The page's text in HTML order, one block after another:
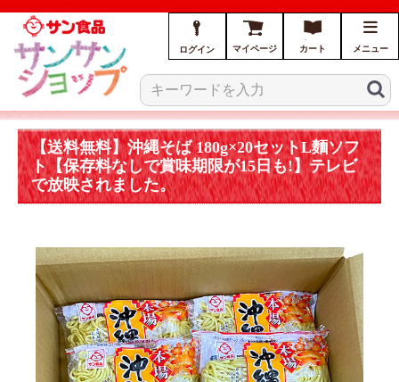
ログイン マイページ カート メニュー
【送料無料】沖縄そば 180g×20セットL麵ソフ
ト【保存料なしで賞味期限が15日も!】テレビ
で放映されました。